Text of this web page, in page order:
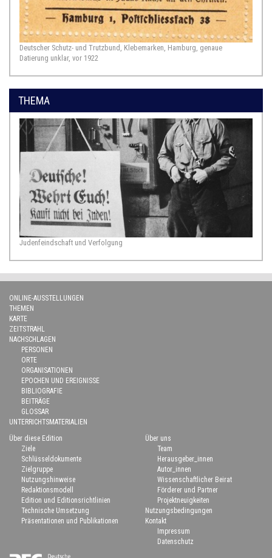
Deutscher Schutz- und Trutzbund, Klebemarken, Hamburg, genaue
Datierung unklar, vor 1922
THEMA
Judenfeindschaft und Verfolgung
ONLINE-AUSSTELLUNGEN
THEMEN
KARTE
ZEITSTRAHL
NACHSCHLAGEN
PERSONEN
ORTE
ORGANISATIONEN
EPOCHEN UND EREIGNISSE
BIBLIOGRAFIE
BEITRÄGE
GLOSSAR
UNTERRICHTSMATERIALIEN
Über diese Edition
Ziele
Schlüsseldokumente
Zielgruppe
Nutzungshinweise
Redaktionsmodell
Edition und Editionsrichtlinien
Technische Umsetzung
Präsentationen und Publikationen
Über uns
Team
Herausgeber_innen
Autor_innen
Wissenschaftlicher Beirat
Förderer und Partner
Projektneuigkeiten
Nutzungsbedingungen
Kontakt
Impressum
Datenschutz